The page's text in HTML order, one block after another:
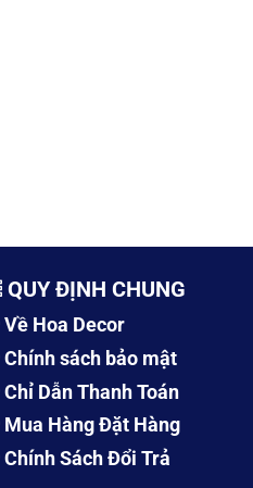
QUY ĐỊNH CHUNG
Về Hoa Decor
Chính sách bảo mật
Chỉ Dẫn Thanh Toán
Mua Hàng Đặt Hàng
Chính Sách Đổi Trả